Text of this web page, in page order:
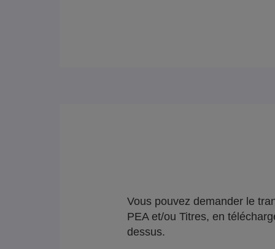
Vous pouvez demander le
PEA et/ou Titres, en
dessus.